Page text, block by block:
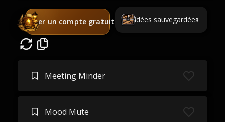
Créer un compte gratuit Idées sauvegardées
Meeting Minder
Mood Mute